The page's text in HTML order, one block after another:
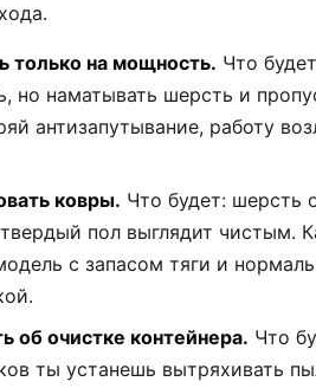
только на мощность. Что
но наматывать шерсть и
антизапутывание, работу
ковры. Что будет: шерсть
пол выглядит чистым.
с запасом тяги и
об очистке контейнера. Что
ты устанешь вытряхивать